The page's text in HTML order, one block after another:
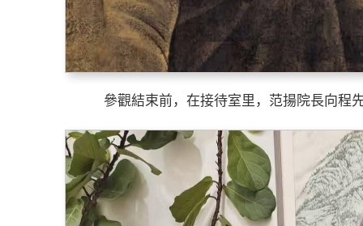
參觀結束前，在接待室里，范揚院長向程